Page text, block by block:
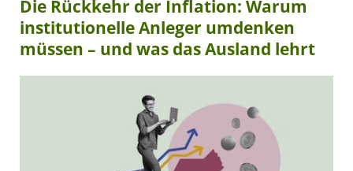
Die Rückkehr der Inflation: Warum
institutionelle Anleger umdenken
müssen – und was das Ausland lehrt